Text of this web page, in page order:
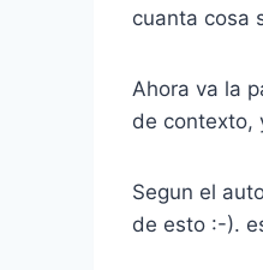
cuanta cosa
Ahora va la
de contexto,
Segun el
de esto :-).